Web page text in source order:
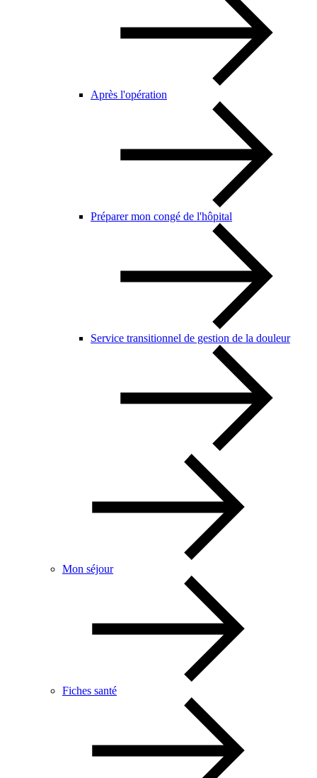
Après l'opération
Préparer mon congé de l'hôpital
Service transitionnel de gestion de la douleur
Mon séjour
Fiches santé